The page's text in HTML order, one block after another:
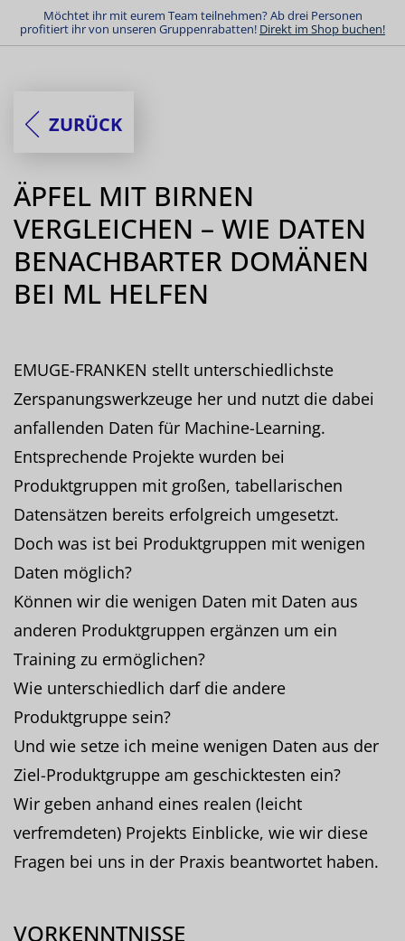
Möchtet ihr mit eurem Team teilnehmen? Ab drei Personen
profitiert ihr von unseren Gruppenrabatten! Direkt im Shop buchen!
ZURÜCK
ÄPFEL MIT BIRNEN
VERGLEICHEN – WIE DATEN
BENACHBARTER DOMÄNEN
BEI ML HELFEN
EMUGE-FRANKEN stellt unterschiedlichste
Zerspanungswerkzeuge her und nutzt die dabei
anfallenden Daten für Machine-Learning.
Entsprechende Projekte wurden bei
Produktgruppen mit großen, tabellarischen
Datensätzen bereits erfolgreich umgesetzt.
Doch was ist bei Produktgruppen mit wenigen
Daten möglich?
Können wir die wenigen Daten mit Daten aus
anderen Produktgruppen ergänzen um ein
Training zu ermöglichen?
Wie unterschiedlich darf die andere
Produktgruppe sein?
Und wie setze ich meine wenigen Daten aus der
Ziel-Produktgruppe am geschicktesten ein?
Wir geben anhand eines realen (leicht
verfremdeten) Projekts Einblicke, wie wir diese
Fragen bei uns in der Praxis beantwortet haben.
VORKENNTNISSE